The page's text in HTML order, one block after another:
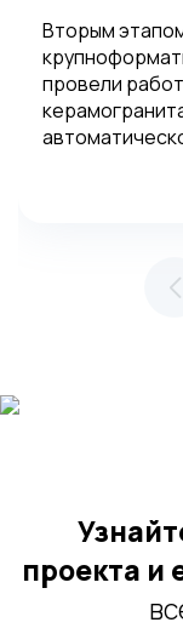
Вторым
провели
проекта и